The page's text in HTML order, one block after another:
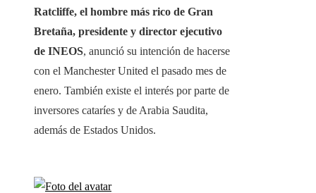
Ratcliffe, el hombre más rico de Gran
Bretaña, presidente y director ejecutivo
de INEOS, anunció su intención de hacerse
con el Manchester United el pasado mes de
enero. También existe el interés por parte de
inversores cataríes y de Arabia Saudita,
además de Estados Unidos.